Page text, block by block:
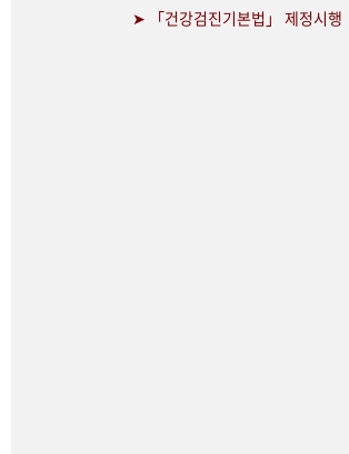
➤ 「건강검진기본법」 제정시행